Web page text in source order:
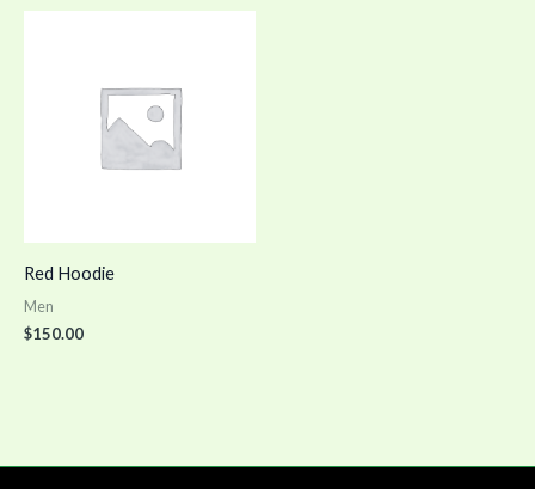
Red Hoodie
Men
$150.00